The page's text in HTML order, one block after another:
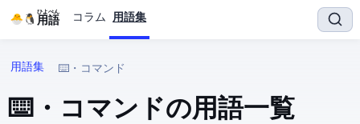
IT用語
ひよぺん コラム 用語集
IT用語集 ⌨️ OS・コマンド
⌨️ OS・コマンド の用語一覧